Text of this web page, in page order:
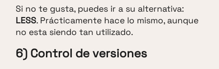
Si no te gusta, puedes ir a su alternativa:
LESS. Prácticamente hace lo mismo, aunque
no esta siendo tan utilizado.
6) Control de versiones